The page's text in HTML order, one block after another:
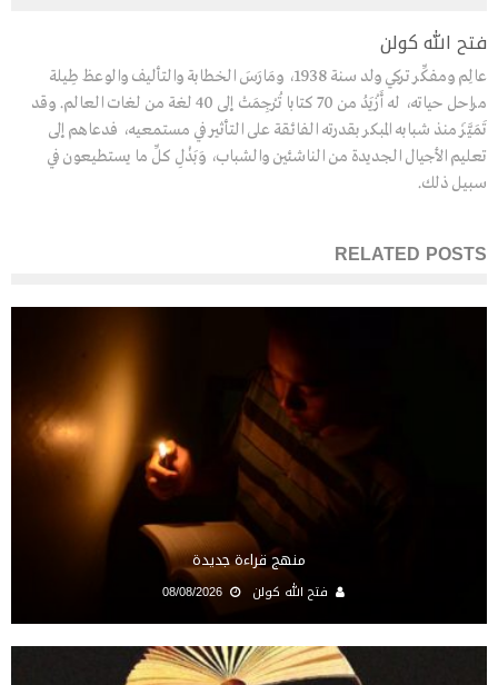
فتح الله كولن
عالِم ومفكِّر تركي ولد سنة 1938، ومَارَسَ الخطابة والتأليف والوعظ طِيلة
مراحل حياته، له أَزْيَدُ من 70 كتابا تُرْجِمَتْ إلى 40 لغة من لغات العالم. وقد
تَمَيَّزَ منذ شبابه المبكر بقدرته الفائقة على التأثير في مستمعيه، فدعاهم إلى
تعليم الأجيال الجديدة من الناشئين والشباب، وَبَذْلِ كلِّ ما يستطيعون في
سبيل ذلك.
RELATED POSTS
منهج قراءة جديدة
فتح الله كولن 08/08/2026